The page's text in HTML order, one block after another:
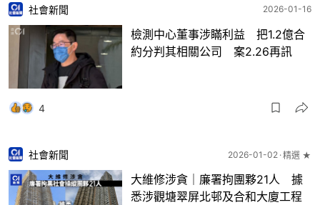
社會新聞 2026-01-16
檢測中心董事涉瞞利益 把1.2億合
約分判其相關公司 案2.26再訊
4
社會新聞 2026-01-02 精選 ★
大維修涉貪｜廉署拘團夥21人 據
悉涉觀塘翠屏北邨及合和大廈工程